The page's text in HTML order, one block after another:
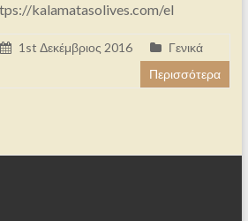
kalamatasolives.com/el
1st Δεκέμβριος 2016
Γενικά
Περισσότερα